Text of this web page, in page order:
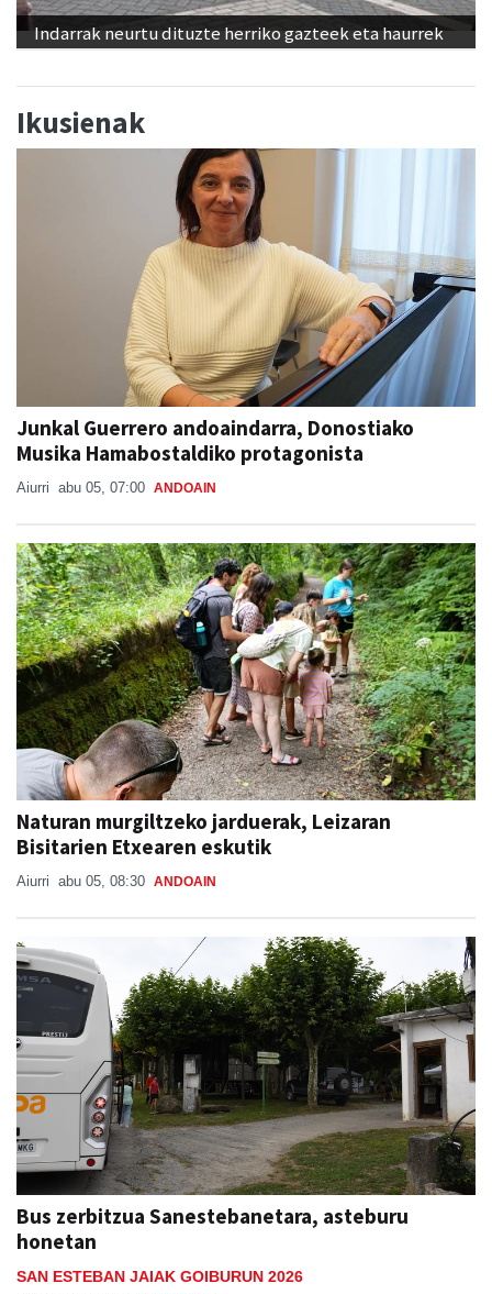
Indarrak neurtu dituzte herriko gazteek eta haurrek
Ikusienak
Junkal Guerrero andoaindarra, Donostiako
Musika Hamabostaldiko protagonista
Aiurri abu 05, 07:00 ANDOAIN
Naturan murgiltzeko jarduerak, Leizaran
Bisitarien Etxearen eskutik
Aiurri abu 05, 08:30 ANDOAIN
Bus zerbitzua Sanestebanetara, asteburu
honetan
SAN ESTEBAN JAIAK GOIBURUN 2026